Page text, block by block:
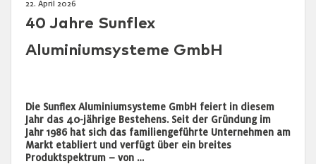
22. April 2026
40 Jahre Sunflex
Aluminiumsysteme GmbH
Die Sunflex Aluminiumsysteme GmbH feiert in diesem
Jahr das 40-jährige Bestehens. Seit der Gründung im
Jahr 1986 hat sich das familiengeführte Unternehmen am
Markt etabliert und verfügt über ein breites
Produktspektrum – von …